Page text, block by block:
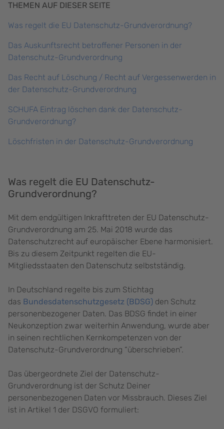
THEMEN AUF DIESER SEITE
Was regelt die EU Datenschutz-Grundverordnung?
Das Auskunftsrecht betroffener Personen in der
Datenschutz-Grundverordnung
Das Recht auf Löschung / Recht auf Vergessenwerden in
der Datenschutz-Grundverordnung
SCHUFA Eintrag löschen dank der Datenschutz-
Grundverordnung?
Löschfristen in der Datenschutz-Grundverordnung
Was regelt die EU Datenschutz-
Grundverordnung?
Mit dem endgültigen Inkrafttreten der EU Datenschutz-
Grundverordnung am 25. Mai 2018 wurde das
Datenschutzrecht auf europäischer Ebene harmonisiert.
Bis zu diesem Zeitpunkt regelten die EU-
Mitgliedsstaaten den Datenschutz selbstständig.
In Deutschland regelte bis zum Stichtag
das Bundesdatenschutzgesetz (BDSG) den Schutz
personenbezogener Daten. Das BDSG findet in einer
Neukonzeption zwar weiterhin Anwendung, wurde aber
in seinen rechtlichen Kernkompetenzen von der
Datenschutz-Grundverordnung “überschrieben”.
Das übergeordnete Ziel der Datenschutz-
Grundverordnung ist der Schutz Deiner
personenbezogenen Daten vor Missbrauch. Dieses Ziel
ist in Artikel 1 der DSGVO formuliert: